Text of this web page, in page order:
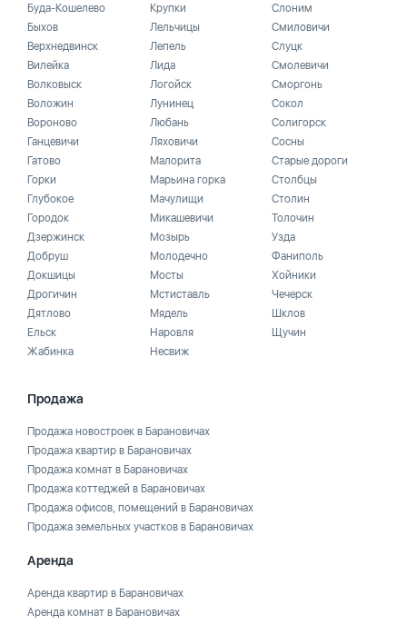
Буда-Кошелево
Быхов
Верхнедвинск
Вилейка
Волковыск
Воложин
Вороново
Ганцевичи
Гатово
Горки
Глубокое
Городок
Дзержинск
Добруш
Докшицы
Дрогичин
Дятлово
Ельск
Жабинка
Крупки
Лельчицы
Лепель
Лида
Логойск
Лунинец
Любань
Ляховичи
Малорита
Марьина горка
Мачулищи
Микашевичи
Мозырь
Молодечно
Мосты
Мстиставль
Мядель
Наровля
Несвиж
Слоним
Смиловичи
Слуцк
Смолевичи
Сморгонь
Сокол
Солигорск
Сосны
Старые дороги
Столбцы
Столин
Толочин
Узда
Фаниполь
Хойники
Чечерск
Шклов
Щучин
Продажа
Продажа новостроек в Барановичах
Продажа квартир в Барановичах
Продажа комнат в Барановичах
Продажа коттеджей в Барановичах
Продажа офисов, помещений в Барановичах
Продажа земельных участков в Барановичах
Аренда
Аренда квартир в Барановичах
Аренда комнат в Барановичах